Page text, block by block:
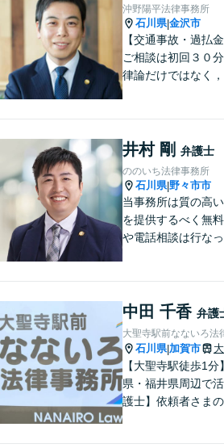
や、 離婚、相続、
慰謝料などの問題解
伝いします
沖野陽平法律事務所
石川県|金沢市
【交通事故・過払
ご相談は初回３０
律論だけではなく，
井村 剛 弁護士
ののいち法律事務所
石川県|野々市市
当事務所は質の高
を提供するべく無
や電話相談は行なっ
回収「スピード対応
法務「顧問契約も可
間・休日面談可】
室】
中田 千香 弁護
大聖寺駅前なないろ法
石川県|加賀市
【大聖寺駅徒歩1分
県・福井県周辺で
護士】依頼者さまの